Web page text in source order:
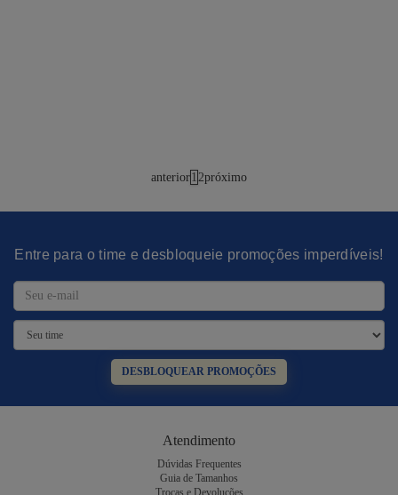
anterior12próximo
Entre para o time e desbloqueie promoções imperdíveis!
DESBLOQUEAR PROMOÇÕES
Atendimento
Dúvidas Frequentes
Guia de Tamanhos
Trocas e Devoluções